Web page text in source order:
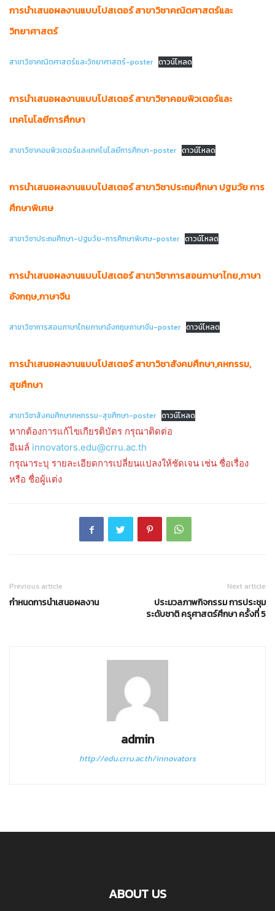
การนำเสนอผลงานแบบโปสเตอร์ สาขาวิชาคณิตศาสตร์และ
วิทยาศาสตร์
สาขาวิชาคณิตศาสตร์และวิทยาศาสตร์-poster ดาวน์โหลด
การนำเสนอผลงานแบบโปสเตอร์ สาขาวิชาคอมพิวเตอร์และ
เทคโนโลยีการศึกษา
สาขาวิชาคอมพิวเตอร์และเทคโนโลยีการศึกษา-poster ดาวน์โหลด
การนำเสนอผลงานแบบโปสเตอร์ สาขาวิชาประถมศึกษา ปฐมวัย การ
ศึกษาพิเศษ
สาขาวิชาประถมศึกษา-ปฐมวัย-การศึกษาพิเศษ-poster ดาวน์โหลด
การนำเสนอผลงานแบบโปสเตอร์ สาขาวิชาการสอนภาษาไทย,ภาษา
อังกฤษ,ภาษาจีน
สาขาวิชาการสอนภาษาไทยภาษาอังกฤษภาษาจีน-poster ดาวน์โหลด
การนำเสนอผลงานแบบโปสเตอร์ สาขาวิชาสังคมศึกษา,คหกรรม,
สุขศึกษา
สาขาวิชาสังคมศึกษาคหกรรม-สุขศึกษา-poster ดาวน์โหลด
หากต้องการแก้ไขเกียรติบัตร กรุณาติดต่อ
อีเมล์ innovators.edu@crru.ac.th
กรุณาระบุ รายละเอียดการเปลี่ยนแปลงให้ชัดเจน เช่น ชื่อเรื่อง
หรือ ชื่อผู้แต่ง
Previous article
กำหนดการนำเสนอผลงาน
Next article
ประมวลภาพกิจกรรม การประชุม
ระดับชาติ ครุศาสตร์ศึกษา ครั้งที่ 5
admin
http://edu.crru.ac.th/innovators
ABOUT US